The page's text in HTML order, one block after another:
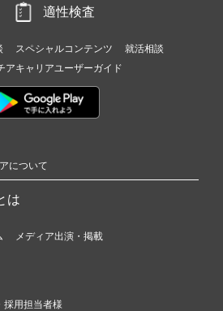
適性検査
スペシャルコンテンツ
就活相談
アキャリアユーザーガイド
について
は
メディア出演・掲載
採用担当者様